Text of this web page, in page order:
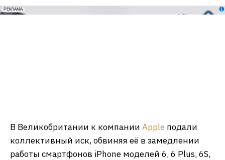
erid: 2VfnxxmNzs5
РЕКЛАМА
В Великобритании к компании Apple подали
коллективный иск, обвиняя её в замедлении
работы смартфонов iPhone моделей 6, 6 Plus, 6S,